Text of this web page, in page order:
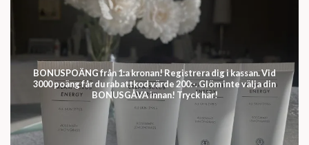
BONUSPOÄNG från 1:a kronan! Registrera dig i kassan. Vid
3000 poäng får du rabattkod värde 200:-. Glöm inte välja din
BONUSGÅVA innan! Tryck här!